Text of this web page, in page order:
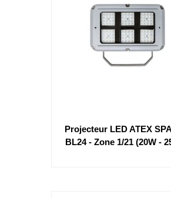
Projecteur LED ATEX
BL24 - Zone 1/21 (20W -